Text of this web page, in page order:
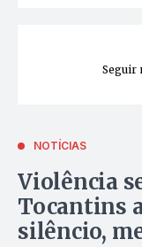
Seguir
NOTÍCIAS
Violência
Tocantins
silêncio,